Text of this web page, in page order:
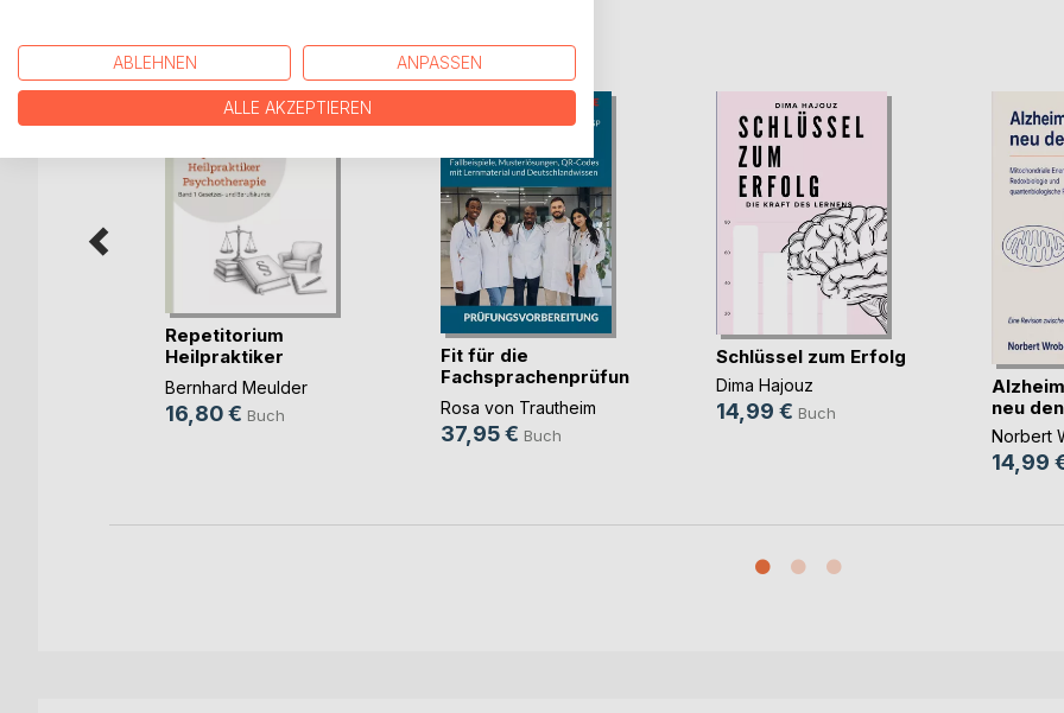
WEITERE TITEL BEIBoD
Repetitorium
Heilpraktiker
Psychot(...)
Bernhard Meulder
16,80 € Buch
Fit für die
Fachsprachenprüfung
Me(...)
Rosa von Trautheim
37,95 € Buch
Schlüssel zum Erfolg
Dima Hajouz
14,99 € Buch
neu
Norbert
14,99
ABLEHNEN ANPASSEN
ALLE AKZEPTIEREN